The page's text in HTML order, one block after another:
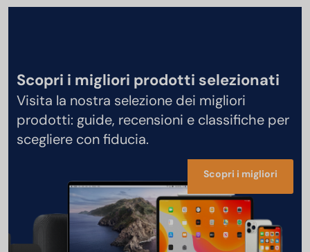
Scopri i migliori prodotti selezionati
Visita la nostra selezione dei migliori
prodotti: guide, recensioni e classifiche per
scegliere con fiducia.
Scopri i migliori